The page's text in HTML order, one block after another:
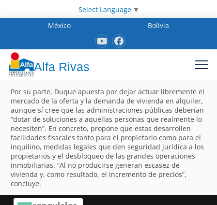
Select Language ▼
México
Bolivia
Alfa Rivas
Por su parte, Duque apuesta por dejar actuar libremente el
mercado de la oferta y la demanda de vivienda en alquiler,
aunque sí cree que las administraciones públicas deberían
“dotar de soluciones a aquellas personas que realmente lo
necesiten”. En concreto, propone que estas desarrollen
facilidades fisscales tanto para el propietario como para el
inquilino, medidas legales que den seguridad jurídica a los
propietarios y el desbloqueo de las grandes operaciones
inmobiliarias. “Al no producirse generan escasez de
vivienda y, como resultado, el incremento de precios”,
concluye.